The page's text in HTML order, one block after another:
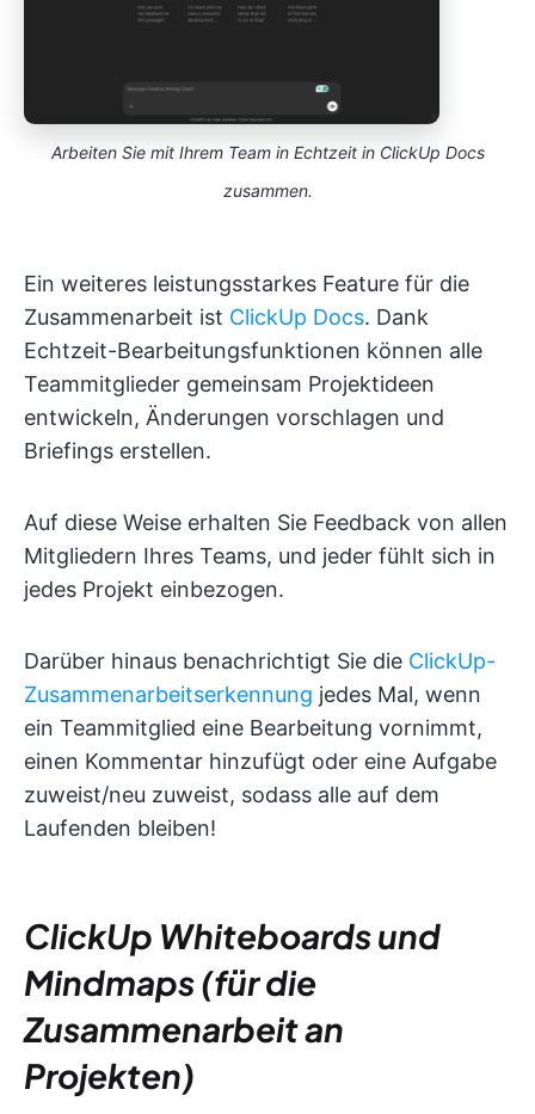
Arbeiten Sie mit Ihrem Team in Echtzeit in ClickUp Docs
zusammen.
Ein weiteres leistungsstarkes Feature für die
Zusammenarbeit ist ClickUp Docs. Dank
Echtzeit-Bearbeitungsfunktionen können alle
Teammitglieder gemeinsam Projektideen
entwickeln, Änderungen vorschlagen und
Briefings erstellen.
Auf diese Weise erhalten Sie Feedback von allen
Mitgliedern Ihres Teams, und jeder fühlt sich in
jedes Projekt einbezogen.
Darüber hinaus benachrichtigt Sie die ClickUp-
Zusammenarbeitserkennung jedes Mal, wenn
ein Teammitglied eine Bearbeitung vornimmt,
einen Kommentar hinzufügt oder eine Aufgabe
zuweist/neu zuweist, sodass alle auf dem
Laufenden bleiben!
ClickUp Whiteboards und
Mindmaps (für die
Zusammenarbeit an
Projekten)